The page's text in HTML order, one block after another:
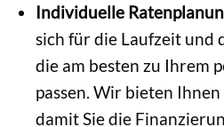
Individuelle
sich für die Laufzeit und
die am besten zu Ihrem
passen. Wir bieten
damit Sie die